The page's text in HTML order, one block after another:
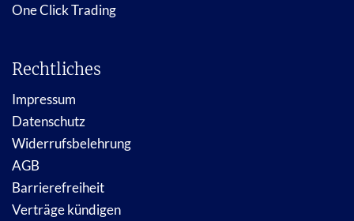
One Click Trading
Rechtliches
Impressum
Datenschutz
Widerrufsbelehrung
AGB
Barrierefreiheit
Verträge kündigen